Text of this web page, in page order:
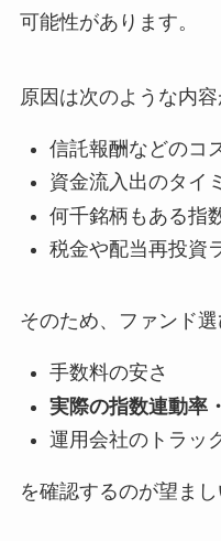
可能性があります。
原因は次のような内容
信託報酬などのコ
資金流入出のタイ
何千銘柄もある指
税金や配当再投資
そのため、ファンド選
手数料の安さ
実際の指数連動率
運用会社のトラッ
を確認するのが望まし